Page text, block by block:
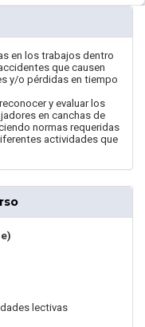
en los trabajos dentro
que causen
y/o pérdidas en tiempo
y evaluar los
en canchas de
normas requeridas
actividades que
lectivas